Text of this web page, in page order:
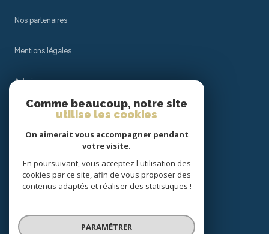
Nos partenaires
Mentions légales
Admin
Nos honoraires
Cookies
© 2026 | Tous droits réservés
Comme beaucoup, notre site
utilise les cookies
On aimerait vous accompagner pendant
votre visite.
En poursuivant, vous acceptez l'utilisation des
cookies par ce site, afin de vous proposer des
contenus adaptés et réaliser des statistiques !
PARAMÉTRER